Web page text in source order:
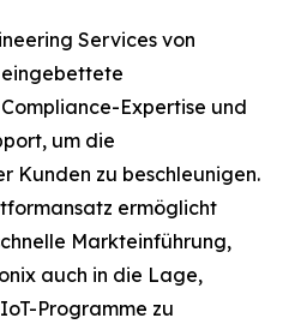
Services von
Expertise und
um die
Kunden zu beschleunigen.
ermöglicht
Markteinführung,
auch in die Lage,
Programme zu